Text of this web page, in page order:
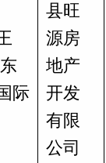
际
县旺
源房
地产
开发
有限
公司